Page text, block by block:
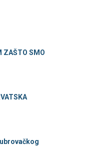
ZAŠTO SMO